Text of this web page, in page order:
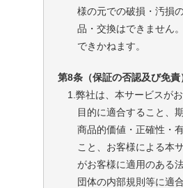
様の元での破損・汚損
品・交換はできません
できかねます。
第8条（保証の否認及び免責
1.弊社は、本サービスが
目的に適合すること、
商品的価値・正確性・
こと、お客様による本
がお客様に適用のある
団体の内部規則等に適